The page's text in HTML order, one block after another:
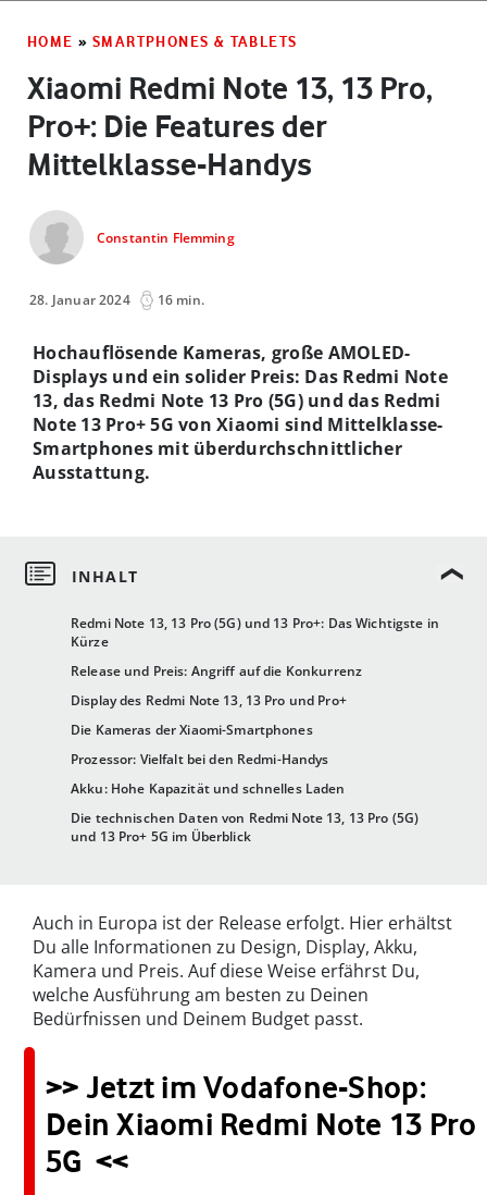
HOME » SMARTPHONES & TABLETS
Xiaomi Redmi Note 13, 13 Pro,
Pro+: Die Features der
Mittelklasse-Handys
Constantin Flemming
28. Januar 2024 16 min.
Redmi Note 13, 13 Pro (5G) und 13 Pro+: Das Wichtigste in
Kürze
Release und Preis: Angriff auf die Konkurrenz
Display des Redmi Note 13, 13 Pro und Pro+
Die Kameras der Xiaomi-Smartphones
Prozessor: Vielfalt bei den Redmi-Handys
Akku: Hohe Kapazität und schnelles Laden
Die technischen Daten von Redmi Note 13, 13 Pro (5G)
und 13 Pro+ 5G im Überblick
Hochauflösende Kameras, große AMOLED-
Displays und ein solider Preis: Das Redmi Note
13, das Redmi Note 13 Pro (5G) und das Redmi
Note 13 Pro+ 5G von Xiaomi sind Mittelklasse-
Smartphones mit überdurchschnittlicher
Ausstattung.
Auch in Europa ist der Release erfolgt. Hier erhältst
Du alle Informationen zu Design, Display, Akku,
Kamera und Preis. Auf diese Weise erfährst Du,
welche Ausführung am besten zu Deinen
Bedürfnissen und Deinem Budget passt.
>> Jetzt im Vodafone-Shop:
Dein Xiaomi Redmi Note 13 Pro
5G <<